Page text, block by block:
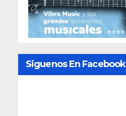
Siguenos En Facebook